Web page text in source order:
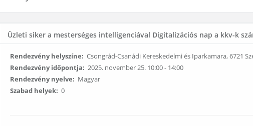
Üzleti siker a mesterséges intelligenciával Digitalizációs nap a kkv-k
Rendezvény helyszíne: Csongrád-Csanádi Kereskedelmi és Iparkamara, 6721
Rendezvény időpontja: 2025. november 25. 10:00 - 14:00
Rendezvény nyelve: Magyar
Szabad helyek: 0